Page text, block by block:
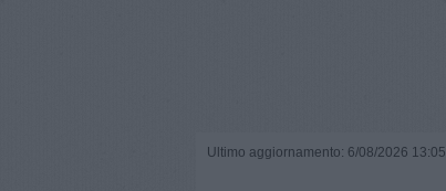
Ultimo aggiornamento: 6/08/2026 13:05 |